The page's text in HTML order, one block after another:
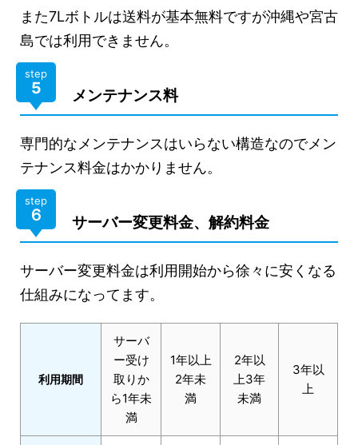
また7Lボトルは送料が基本無料ですが沖縄や宮古
島では利用できません。
step
5 メンテナンス料
専門的なメンテナンスはいらない構造なのでメン
テナンス料金はかかりません。
step
６ サーバー変更料金、解約料金
サーバー変更料金は利用開始から徐々に安くなる
仕組みになってます。
利用期間
サーバ
ー受け
取りか
ら1年未
満
1年以上
2年未
満
2年以
上3年
未満
3年以
上